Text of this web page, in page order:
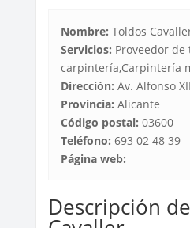
Nombre: Toldos
Servicios: Proveedor de
carpintería,Carpintería
Dirección: Av. Alfonso
Provincia: Alicante
Código postal: 03600
Teléfono: 693 02 48 39
Página web:
Descripción